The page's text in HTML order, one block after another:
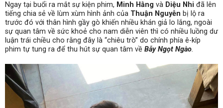
Ngay tại buổi ra mắt sự kiện phim, Minh Hằng và Diệu Nhi đã lên
tiếng chia sẻ về lùm xùm hình ảnh của Thuận Nguyễn bị lộ ra
trước đó với thân hình gầy gò khiến nhiều khán giả lo lắng, ngoài
sự quan tâm về sức khoẻ cho nam diễn viên thì có nhiều luồng dư
luận trái chiều cho rằng đây là “chiêu trò” do chính phía ê-kíp
phim tự tung ra để thu hút sự quan tâm về Bẫy Ngọt Ngào.